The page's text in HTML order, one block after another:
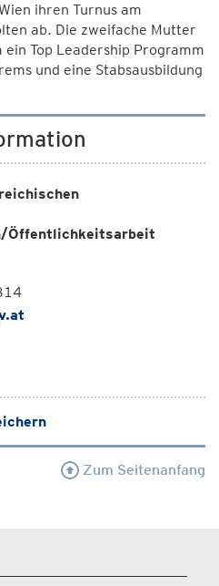
ihren Turnus am
ab. Die zweifache Mutter
Top Leadership Programm
und eine Stabsausbildung
Öffentlichkeitsarbeit
Zum Seitenanfang